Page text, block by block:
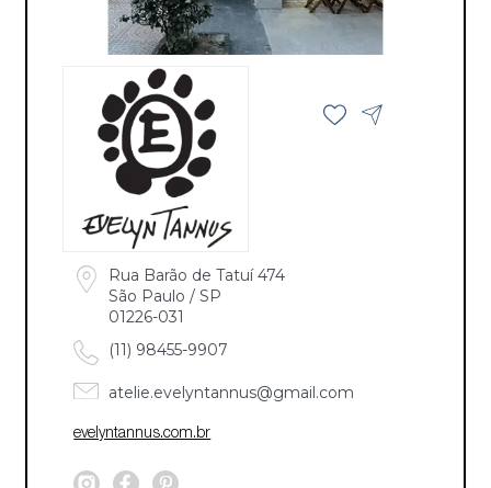
Rua Barão de Tatuí 474
São Paulo / SP
01226-031
(11) 98455-9907
atelie.evelyntannus@gmail.com
evelyntannus.com.br